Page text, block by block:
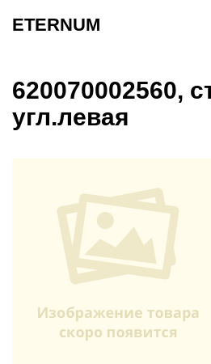
ETERNUM
620070002560,
угл.левая